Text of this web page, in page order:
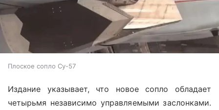
Плоское сопло Су-57
Издание указывает, что новое сопло обладает
четырьмя независимо управляемыми заслонками.